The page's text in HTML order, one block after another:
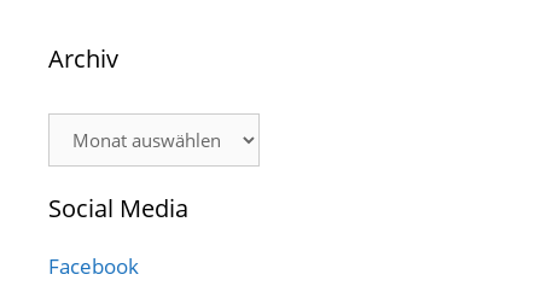
Archiv
Social Media
Facebook